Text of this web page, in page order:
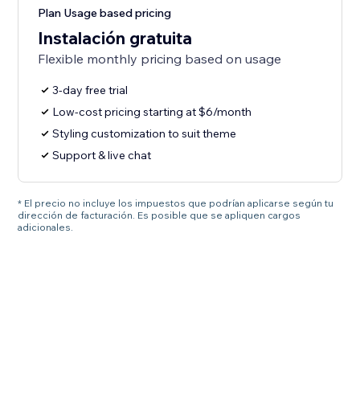
Plan Usage based pricing
Instalación gratuita
Flexible monthly pricing based on usage
3-day free trial
Low-cost pricing starting at $6/month
Styling customization to suit theme
Support & live chat
* El precio no incluye los impuestos que podrían aplicarse según tu
dirección de facturación. Es posible que se apliquen cargos
adicionales.